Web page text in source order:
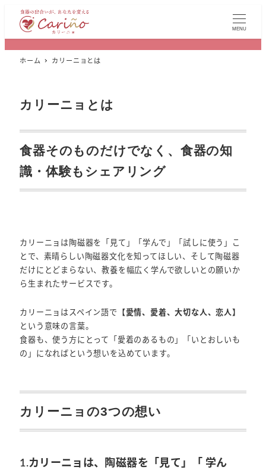
MENU
ホーム カリーニョとは
カリーニョとは
食器そのものだけでなく、食器の知
識・体験もシェアリング
カリーニョは陶磁器を「見て」「学んで」「試しに使う」こ
とで、素晴らしい陶磁器文化を知ってほしい、そして陶磁器
だけにとどまらない、教養を幅広く学んで欲しいとの願いか
ら生まれたサービスです。
カリーニョはスペイン語で
【愛情、愛着、大切な人、恋人】
という意味の言葉。
食器も、使う方にとって「愛着のあるもの」「いとおしいも
の」になればという想いを込めています。
カリーニョの3つの想い
1.カリーニョは、陶磁器を「見て」「 学ん